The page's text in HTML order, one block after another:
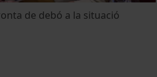
de debó a la situació